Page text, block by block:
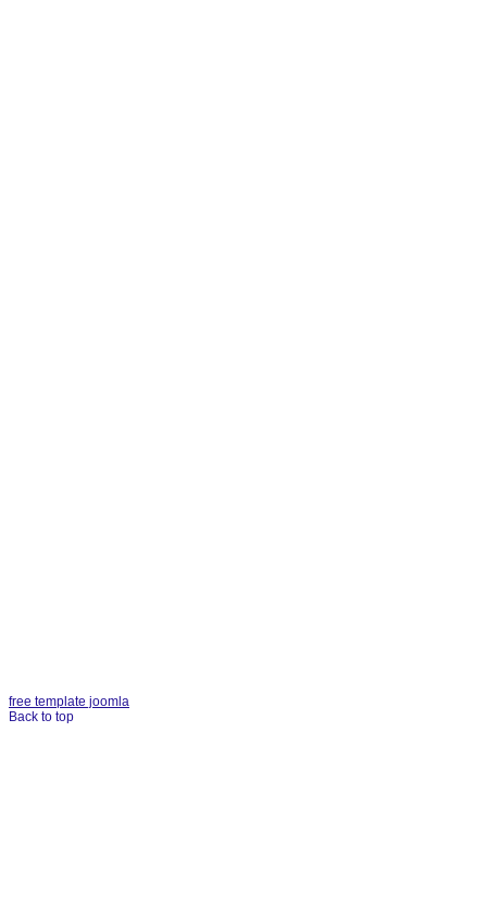
free template joomla
Back to top